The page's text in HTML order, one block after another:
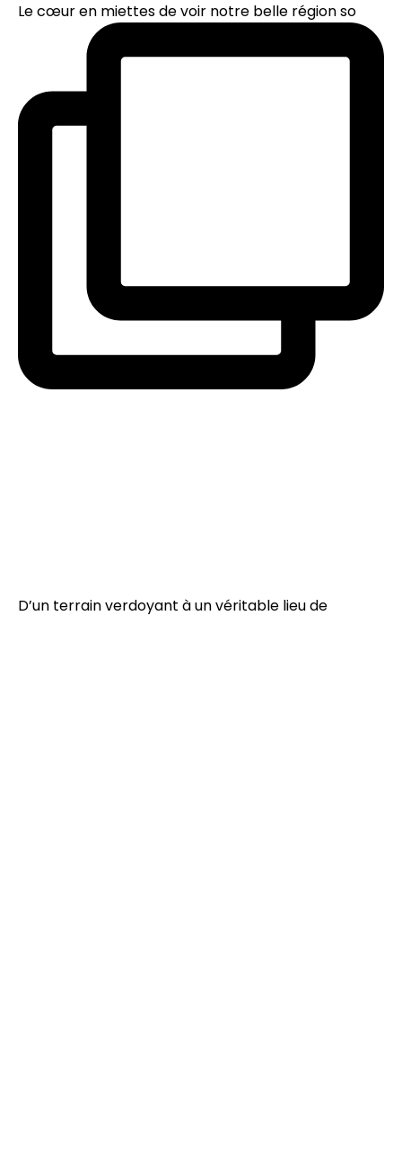
Le cœur en miettes de voir notre belle région so
D’un terrain verdoyant à un véritable lieu de